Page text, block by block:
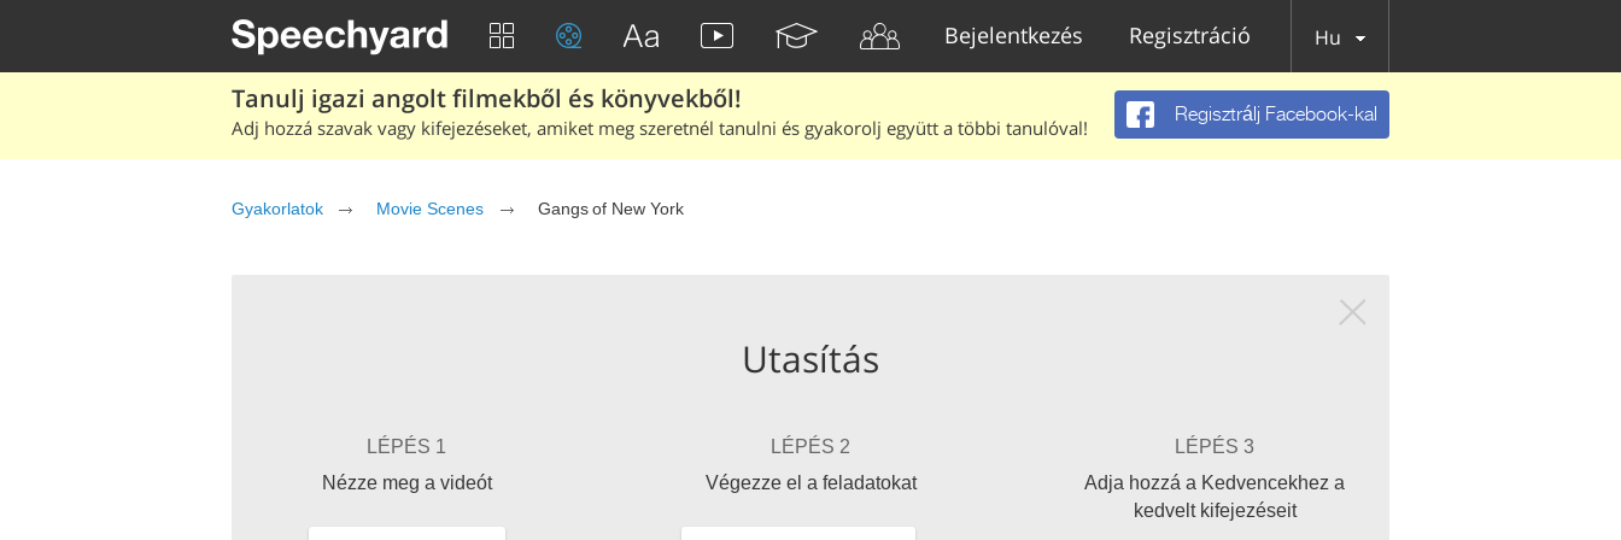
Bejelentkezés Regisztráció Hu
Tanulj igazi angolt filmekből és könyvekből!
Adj hozzá szavak vagy kifejezéseket, amiket meg szeretnél tanulni és gyakorolj együtt a többi tanulóval!
Regisztrálj Facebook-kal
Gyakorlatok Movie Scenes Gangs of New York
Utasítás
LÉPÉS 1
Nézze meg a videót
LÉPÉS 2
Végezze el a feladatokat
LÉPÉS 3
Adja hozzá a Kedvencekhez a
kedvelt kifejezéseit